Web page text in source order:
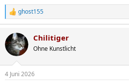
R
e
k
t
i
e
ghost155
Chilitiger
Ohne Kunstlicht
4 Juni 2026